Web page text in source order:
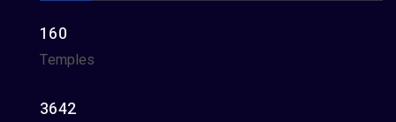
160
Temples
3642